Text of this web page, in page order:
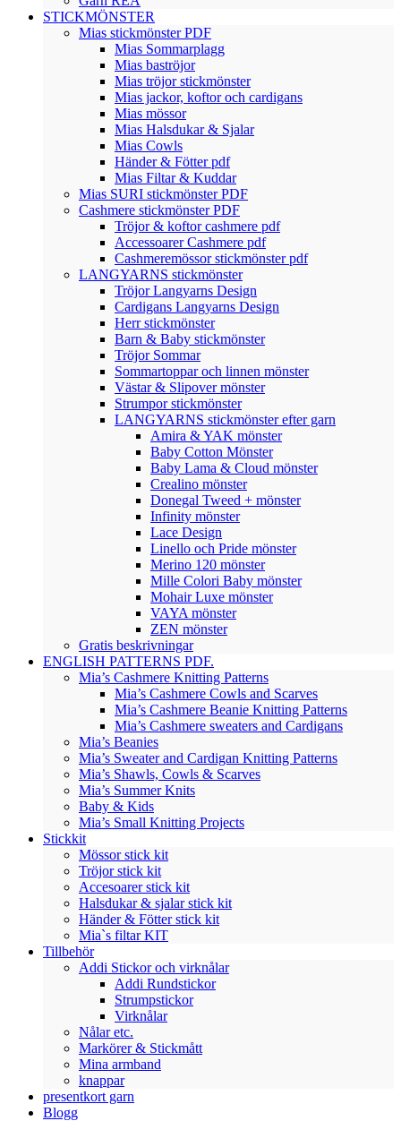
STICKMÖNSTER
Mias stickmönster PDF
Mias Sommarplagg
Mias baströjor
Mias tröjor stickmönster
Mias jackor, koftor och cardigans
Mias mössor
Mias Halsdukar & Sjalar
Mias Cowls
Händer & Fötter pdf
Mias Filtar & Kuddar
Mias SURI stickmönster PDF
Cashmere stickmönster PDF
Tröjor & koftor cashmere pdf
Accessoarer Cashmere pdf
Cashmeremössor stickmönster pdf
LANGYARNS stickmönster
Tröjor Langyarns Design
Cardigans Langyarns Design
Herr stickmönster
Barn & Baby stickmönster
Tröjor Sommar
Sommartoppar och linnen mönster
Västar & Slipover mönster
Strumpor stickmönster
LANGYARNS stickmönster efter garn
Amira & YAK mönster
Baby Cotton Mönster
Baby Lama & Cloud mönster
Crealino mönster
Donegal Tweed + mönster
Infinity mönster
Lace Design
Linello och Pride mönster
Merino 120 mönster
Mille Colori Baby mönster
Mohair Luxe mönster
VAYA mönster
ZEN mönster
Gratis beskrivningar
ENGLISH PATTERNS PDF.
Mia’s Cashmere Knitting Patterns
Mia’s Cashmere Cowls and Scarves
Mia’s Cashmere Beanie Knitting Patterns
Mia’s Cashmere sweaters and Cardigans
Mia’s Beanies
Mia’s Sweater and Cardigan Knitting Patterns
Mia’s Shawls, Cowls & Scarves
Mia’s Summer Knits
Baby & Kids
Mia’s Small Knitting Projects
Stickkit
Mössor stick kit
Tröjor stick kit
Accesoarer stick kit
Halsdukar & sjalar stick kit
Händer & Fötter stick kit
Mia`s filtar KIT
Tillbehör
Addi Stickor och virknålar
Addi Rundstickor
Strumpstickor
Virknålar
Nålar etc.
Markörer & Stickmått
Mina armband
knappar
presentkort garn
Blogg